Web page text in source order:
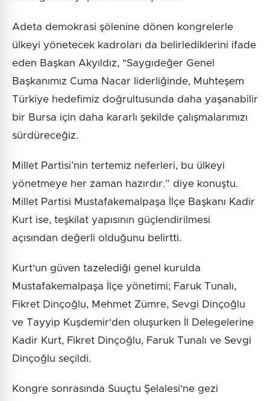
Adeta demokrasi şölenine dönen kongrelerle
ülkeyi yönetecek kadroları da belirlediklerini ifade
eden Başkan Akyıldız, "Saygıdeğer Genel
Başkanımız Cuma Nacar liderliğinde, Muhteşem
Türkiye hedefimiz doğrultusunda daha yaşanabilir
bir Bursa için daha kararlı şekilde çalışmalarımızı
sürdüreceğiz.
Millet Partisi’nin tertemiz neferleri, bu ülkeyi
yönetmeye her zaman hazırdır.” diye konuştu.
Millet Partisi Mustafakemalpaşa İlçe Başkanı Kadir
Kurt ise, teşkilat yapısının güçlendirilmesi
açısından değerli olduğunu belirtti.
Kurt'un güven tazelediği genel kurulda
Mustafakemalpaşa İlçe yönetimi; Faruk Tunalı,
Fikret Dinçoğlu, Mehmet Zümre, Sevgi Dinçoğlu
ve Tayyip Kuşdemir'den oluşurken İl Delegelerine
Kadir Kurt, Fikret Dinçoğlu, Faruk Tunalı ve Sevgi
Dinçoğlu seçildi.
Kongre sonrasında Suuçtu Şelalesi'ne gezi